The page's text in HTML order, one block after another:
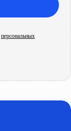
персональных